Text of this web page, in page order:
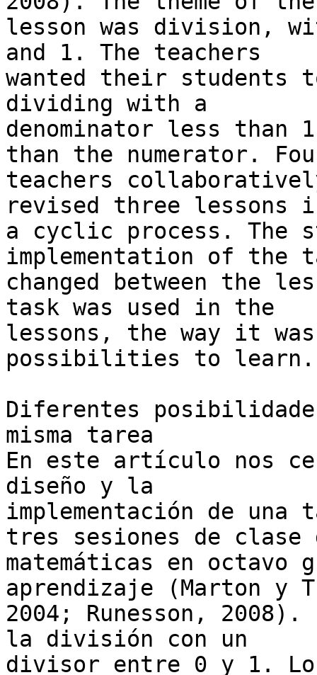
lesson was division,
and 1. The teachers
wanted their students
dividing with a
denominator less
than the numerator.
teachers
revised three lessons
a cyclic process. The
implementation of the
changed between the
task was used in the
lessons, the way it
possibilities to learn.
Diferentes
misma tarea
En este artículo nos
diseño y la
implementación de
tres sesiones de
matemáticas en octavo
aprendizaje (Marton y
2004; Runesson,
la división con un
divisor entre 0 y 1.